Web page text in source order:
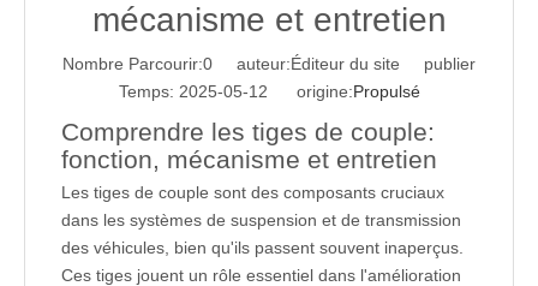
mécanisme et entretien
Nombre Parcourir:0 auteur:Éditeur du site publier
Temps: 2025-05-12 origine:Propulsé
Comprendre les tiges de couple:
fonction, mécanisme et entretien
Les tiges de couple sont des composants cruciaux
dans les systèmes de suspension et de transmission
des véhicules, bien qu'ils passent souvent inaperçus.
Ces tiges jouent un rôle essentiel dans l'amélioration